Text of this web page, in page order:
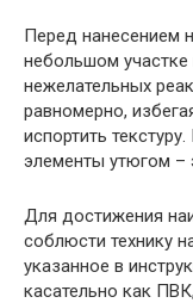
Перед нанесением
небольшом
нежелательных
равномерно,
испортить
элементы утюгом –
Для достижения
соблюсти технику
указанное в
касательно как